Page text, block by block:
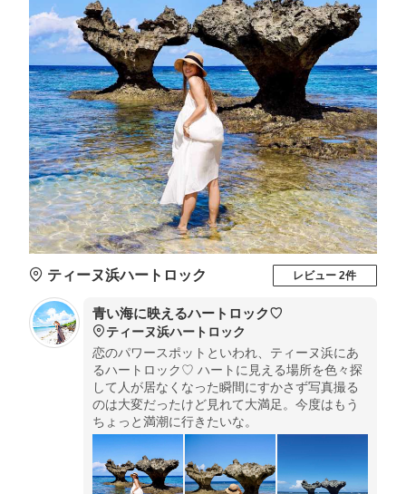
ティーヌ浜ハートロック レビュー 2件
青い海に映えるハートロック♡
ティーヌ浜ハートロック
恋のパワースポットといわれ、ティーヌ浜にあ
るハートロック♡ ハートに見える場所を色々探
して人が居なくなった瞬間にすかさず写真撮る
のは大変だったけど見れて大満足。今度はもう
ちょっと満潮に行きたいな。